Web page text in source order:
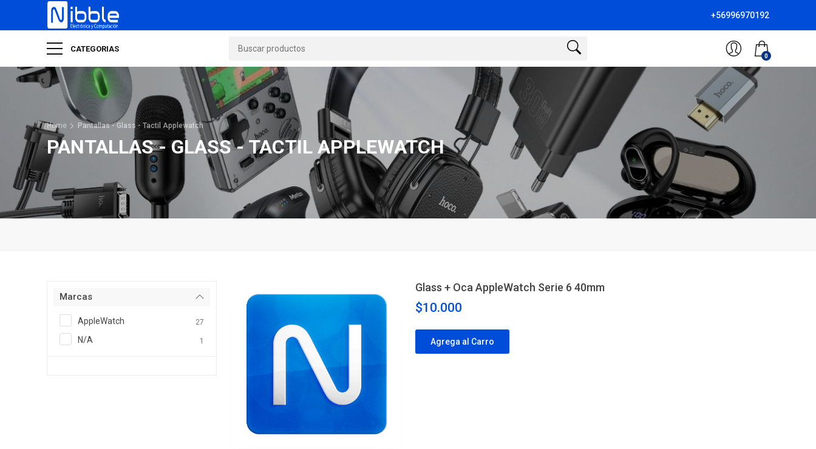
+56996970192
CATEGORIAS
0
Home Pantallas - Glass - Tactil Applewatch
PANTALLAS - GLASS - TACTIL APPLEWATCH
Marcas
AppleWatch 27
N/A 1
Glass + Oca AppleWatch Serie 6 40mm
$10.000
Agrega al Carro